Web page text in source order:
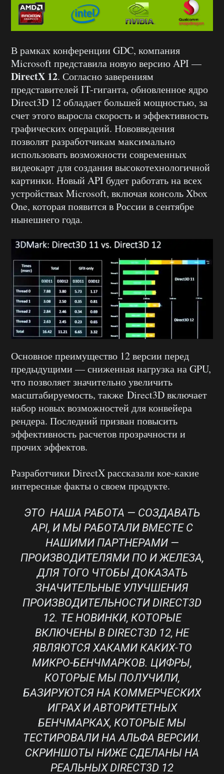
В рамках конференции GDC, компания
Microsoft представила новую версию API —
DirectX 12. Согласно заверениям
представителей IT-гиганта, обновленное ядро
Direct3D 12 обладает большей мощностью, за
счет этого выросла скорость и эффективность
графических операций. Нововведения
позволят разработчикам максимально
использовать возможности современных
видеокарт для создания высокотехнологичной
картинки. Новый API будет работать на всех
устройствах Microsoft, включая консоль Xbox
One, которая появится в России в сентябре
нынешнего года.
Основное преимущество 12 версии перед
предыдущими — сниженная нагрузка на GPU,
что позволяет значительно увеличить
масштабируемость, также Direct3D включает
набор новых возможностей для конвейера
рендера. Последний призван повысить
эффективность расчетов прозрачности и
прочих эффектов.
Разработчики DirectX рассказали кое-какие
интересные факты о своем продукте.
ЭТО НАША РАБОТА — СОЗДАВАТЬ
API, И МЫ РАБОТАЛИ ВМЕСТЕ С
НАШИМИ ПАРТНЕРАМИ —
ПРОИЗВОДИТЕЛЯМИ ПО И ЖЕЛЕЗА,
ДЛЯ ТОГО ЧТОБЫ ДОКАЗАТЬ
ЗНАЧИТЕЛЬНЫЕ УЛУЧШЕНИЯ
ПРОИЗВОДИТЕЛЬНОСТИ DIRECT3D
12. ТЕ НОВИНКИ, КОТОРЫЕ
ВКЛЮЧЕНЫ В DIRECT3D 12, НЕ
ЯВЛЯЮТСЯ ХАКАМИ КАКИХ-ТО
МИКРО-БЕНЧМАРКОВ. ЦИФРЫ,
КОТОРЫЕ МЫ ПОЛУЧИЛИ,
БАЗИРУЮТСЯ НА КОММЕРЧЕСКИХ
ИГРАХ И АВТОРИТЕТНЫХ
БЕНЧМАРКАХ, КОТОРЫЕ МЫ
ТЕСТИРОВАЛИ НА АЛЬФА ВЕРСИИ.
СКРИНШОТЫ НИЖЕ СДЕЛАНЫ НА
РЕАЛЬНЫХ DIRECT3D 12